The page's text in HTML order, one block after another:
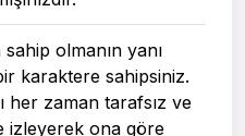
olmanın yanı
karaktere sahipsiniz.
her zaman tarafsız ve
izleyerek ona göre